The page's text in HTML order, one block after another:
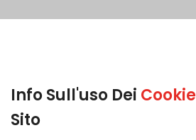
Info Sull'uso Dei Cookie
Sito